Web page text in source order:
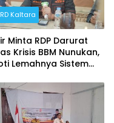
Kaltara
Minta RDP Darurat
Krisis BBM Nunukan,
Lemahnya Sistem